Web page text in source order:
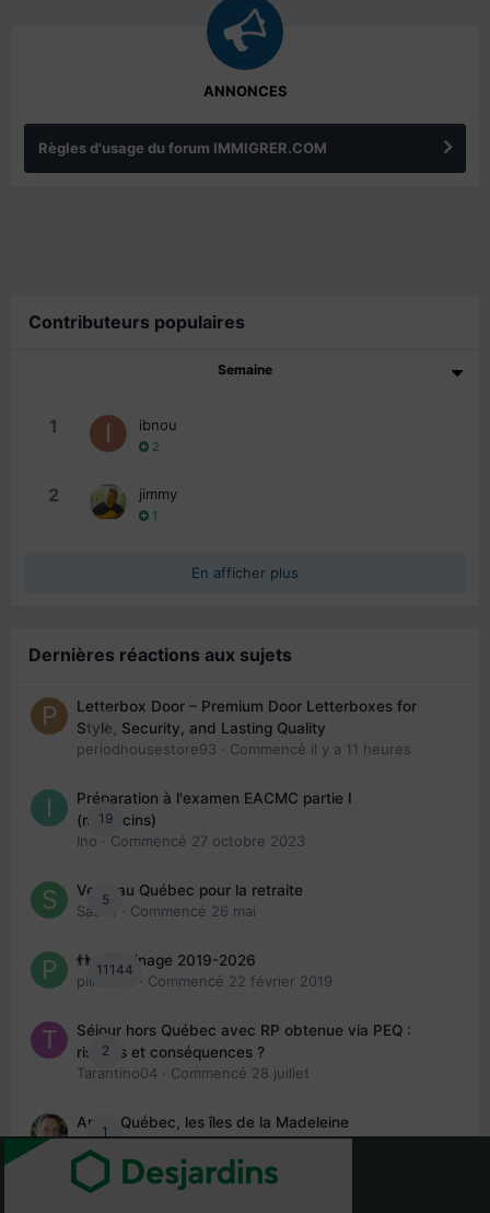
ANNONCES
Règles d'usage du forum IMMIGRER.COM
Contributeurs populaires
Semaine
1 ibnou
2
2 jimmy
1
En afficher plus
Dernières réactions aux sujets
0
Letterbox Door – Premium Door Letterboxes for
Style, Security, and Lasting Quality
periodhousestore93 · Commencé il y a 11 heures
19
Préparation à l'examen EACMC partie I
(médecins)
Ino · Commencé 27 octobre 2023
5
Venir au Québec pour la retraite
Sab74
· Commencé 26 mai
11144
👬 Parrainage 2019-2026
piinoush
· Commencé 22 février 2019
2
Séjour hors Québec avec RP obtenue via PEQ :
risques et conséquences ?
Tarantino04 · Commencé 28 juillet
1
Arte : Québec, les îles de la Madeleine
Laurent· Commencé16 juin
Que pensez vous du métier d'infirmier Auxiliaire